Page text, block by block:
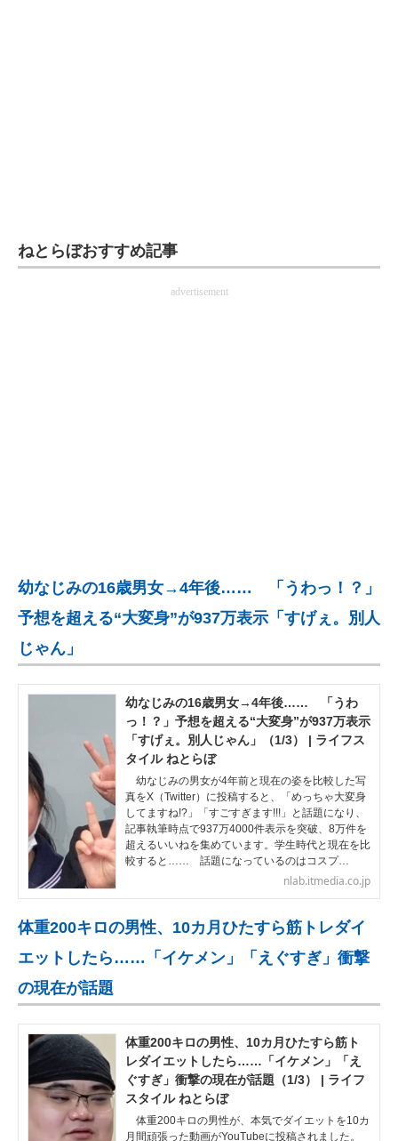
マーケ×ITの今がよく分かる
建設×テクノロジーの最前線
ちょっと気になるネットの話題
ねとらぼおすすめ記事
advertisement
幼なじみの16歳男女→4年後…… 「うわっ！？」
予想を超える“大変身”が937万表示「すげぇ。別人
じゃん」
幼なじみの16歳男女→4年後…… 「うわ
っ！？」予想を超える“大変身”が937万表示
「すげぇ。別人じゃん」（1/3） | ライフス
タイル ねとらぼ
幼なじみの男女が4年前と現在の姿を比較した写
真をX（Twitter）に投稿すると、「めっちゃ大変身
してますね!?」「すごすぎます!!!」と話題になり、
記事執筆時点で937万4000件表示を突破、8万件を
超えるいいねを集めています。学生時代と現在を比
較すると…… 話題になっているのはコスプ…
nlab.itmedia.co.jp
体重200キロの男性、10カ月ひたすら筋トレダイ
エットしたら……「イケメン」「えぐすぎ」衝撃
の現在が話題
体重200キロの男性、10カ月ひたすら筋ト
レダイエットしたら……「イケメン」「え
ぐすぎ」衝撃の現在が話題（1/3） | ライフ
スタイル ねとらぼ
体重200キロの男性が、本気でダイエットを10カ
月間頑張った動画がYouTubeに投稿されました。